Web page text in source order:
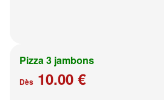
Pizza 3 jambons
Dès 10.00 €